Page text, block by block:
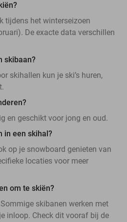
tijdens het winterseizoen
De exacte data verschillen
skibaan?
skihallen kun je ski’s huren,
en geschikt voor jong en oud.
in een skihal?
op je snowboard genieten van
locaties voor meer
om te skiën?
skibanen werken met
inloop. Check dit vooraf bij de